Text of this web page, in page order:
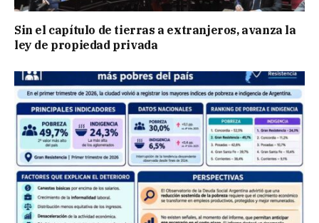
Sin el capítulo de tierras a extranjeros, avanza la
ley de propiedad privada